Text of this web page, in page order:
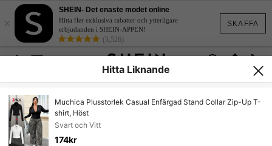
SKAFFA
×
SHEIN- Det enaste modet online
Hitta fler exklusiva rabatter och ytterligare
erbjudanden i SHEIN-APPEN!
(3,526)
Hitta Liknande
Muchica Plusstorlek Casual Enfärgad Stand Collar Zip-Up T-
shirt, Höst
Svart och Vitt
174kr